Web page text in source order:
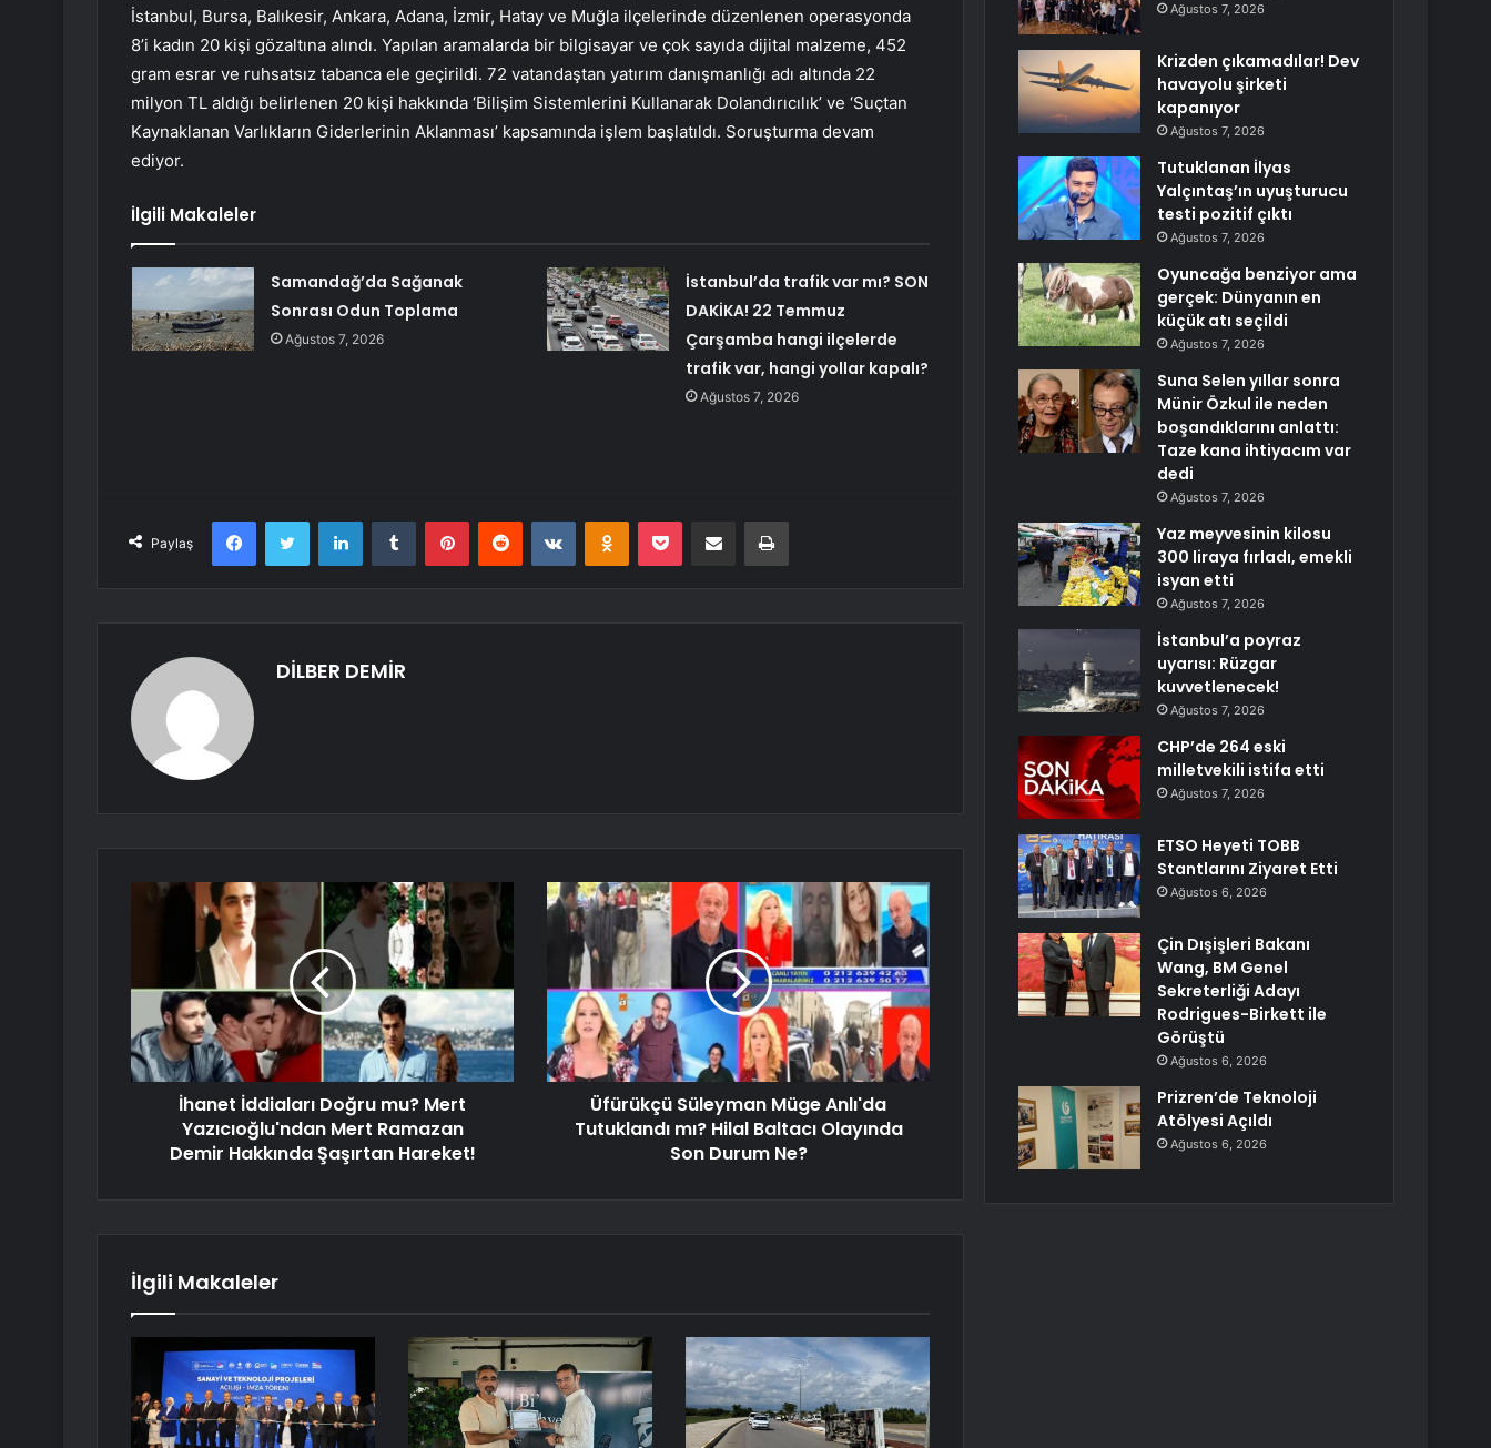
İstanbul, Bursa, Balıkesir, Ankara, Adana, İzmir, Hatay ve Muğla ilçelerinde düzenlenen operasyonda
8’i kadın 20 kişi gözaltına alındı. Yapılan aramalarda bir bilgisayar ve çok sayıda dijital malzeme, 452
gram esrar ve ruhsatsız tabanca ele geçirildi. 72 vatandaştan yatırım danışmanlığı adı altında 22
milyon TL aldığı belirlenen 20 kişi hakkında ‘Bilişim Sistemlerini Kullanarak Dolandırıcılık’ ve ‘Suçtan
Kaynaklanan Varlıkların Giderlerinin Aklanması’ kapsamında işlem başlatıldı. Soruşturma devam
ediyor.
İlgili Makaleler
Samandağ’da Sağanak
Sonrası Odun Toplama
Ağustos 7, 2026
İstanbul’da trafik var mı? SON
DAKİKA! 22 Temmuz
Çarşamba hangi ilçelerde
trafik var, hangi yollar kapalı?
Ağustos 7, 2026
Paylaş
FacebookTwitter LinkedInTumblr PinterestReddit VKontakteOdnoklassniki
Pocket E-Posta ile paylaş Yazdır
DİLBER DEMİR
İhanet İddiaları Doğru mu? Mert
Yazıcıoğlu'ndan Mert Ramazan
Demir Hakkında Şaşırtan Hareket!
Üfürükçü Süleyman Müge Anlı'da
Tutuklandı mı? Hilal Baltacı Olayında
Son Durum Ne?
İlgili Makaleler
Ağustos 7, 2026
Krizden çıkamadılar! Dev
havayolu şirketi
kapanıyor
Ağustos 7, 2026
Tutuklanan İlyas
Yalçıntaş’ın uyuşturucu
testi pozitif çıktı
Ağustos 7, 2026
Oyuncağa benziyor ama
gerçek: Dünyanın en
küçük atı seçildi
Ağustos 7, 2026
Suna Selen yıllar sonra
Münir Özkul ile neden
boşandıklarını anlattı:
Taze kana ihtiyacım var
dedi
Ağustos 7, 2026
Yaz meyvesinin kilosu
300 liraya fırladı, emekli
isyan etti
Ağustos 7, 2026
İstanbul’a poyraz
uyarısı: Rüzgar
kuvvetlenecek!
Ağustos 7, 2026
CHP’de 264 eski
milletvekili istifa etti
Ağustos 7, 2026
ETSO Heyeti TOBB
Stantlarını Ziyaret Etti
Ağustos 6, 2026
Çin Dışişleri Bakanı
Wang, BM Genel
Sekreterliği Adayı
Rodrigues-Birkett ile
Görüştü
Ağustos 6, 2026
Prizren’de Teknoloji
Atölyesi Açıldı
Ağustos 6, 2026